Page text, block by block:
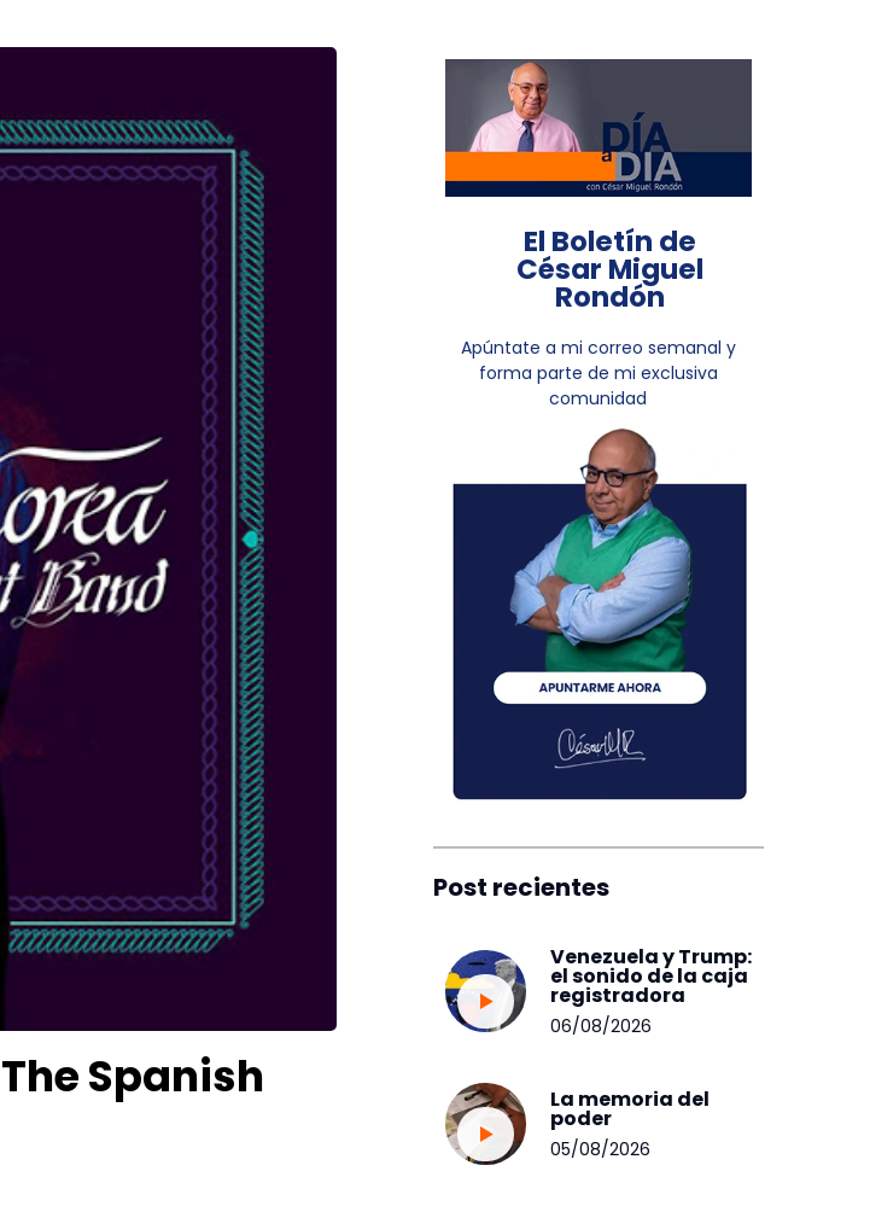
Spanish
El Boletín de
César Miguel
Rondón
Apúntate a mi correo semanal y
forma parte de mi exclusiva
comunidad
Post recientes
Venezuela y Trump:
el sonido de la caja
registradora
06/08/2026
La memoria del
poder
05/08/2026